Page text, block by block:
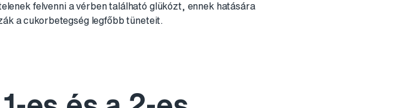
felvenni a vérben található glükózt, ennek hatására
a cukorbetegség legfőbb tüneteit.